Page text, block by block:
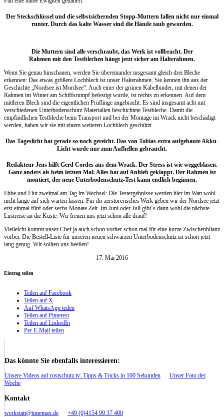
Der Steckschlüssel und die selbstsichernden Stopp-Muttern fallen nicht nur einmal
runter. Durch das kalte Wasser sind die Hände taub geworden.
Die Muttern sind alle verschraubt, das Werk ist vollbracht. Der
Rahmen mit den Testblechen hängt jetzt sicher am Halterahmen.
Wenn Sie genau hinschauen, werden Sie übereinander insgesamt gleich drei Bleche
erkennen: Das etwas größere Lochblech ist unser Halterahmen. Sie kennen ihn aus der
Geschichte „Nordsee ist Mordsee“. Auch einer der grünen Kabelbinder, mit denen der
Rahmen im Winter am Schiffsrumpf befestigt wurde, ist rechts zu erkennen. Auf dem
mittleren Blech sind die eigentlichen Prüflinge angebracht. Es sind insgesamt acht mit
verschiedenen Unterbodenschutz-Materialien beschichtete Testbleche. Damit die
empfindlichen Testbleche beim Transport und bei der Montage im Wrack nicht beschädigt
werden, haben wir sie mit einem weiteren Lochblech geschützt.
Das Tageslicht hat gerade so noch gereicht. Das von Tobias extra aufgebaute Akku-
Licht wurde nur zum Aufhellen gebraucht.
Redakteur Jens hilft Gerd Cordes aus dem Wrack. Der Stress ist wie weggeblasen.
Ganz anders als beim letzten Mal: Alles hat auf Anhieb geklappt. Der Rahmen ist
montiert, der neue Unterbodenschutz-Test kann endlich beginnen.
Ebbe und Flut zweimal am Tag im Wechsel: Die Testergebnisse werden hier im Watt wohl
nicht lange auf sich warten lassen. Für ihr zerstörerisches Werk geben wir der Nordsee jetzt
erst einmal fünf oder sechs Monate Zeit. Im Juni oder Juli gibt´s dann wohl die nächste
Lustreise an die Küste. Wir freuen uns jetzt schon alle drauf!
Vielleicht kommt unser Chef ja auch schon vorher schon mal für eine kurze Zwischenbilanz
vorbei. Die Bestell-Liste für unseren neuen schwarzen Unterbodenschutz ist schon jetzt
lang genug. Wir sollten uns beeilen!
17. Mai 2016
Eintrag teilen
Teilen auf Facebook
Teilen auf X
Auf WhatsApp teilen
Teilen auf Pinterest
Teilen auf LinkedIn
Per E-Mail teilen
Das könnte Sie ebenfalls interessieren:
Unsere Videos auf rostschutz.tv: Tipps & Tricks in 100 Sekunden
Unser Foto der
Woche
Kontakt
werkstatt@timemax.de +49 (0)4154 99 37 400